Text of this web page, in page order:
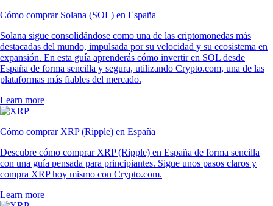
Cómo comprar Solana (SOL) en España
Solana sigue consolidándose como una de las criptomonedas más
destacadas del mundo, impulsada por su velocidad y su ecosistema en
expansión. En esta guía aprenderás cómo invertir en SOL desde
España de forma sencilla y segura, utilizando Crypto.com, una de las
plataformas más fiables del mercado.
Learn more
Cómo comprar XRP (Ripple) en España
Descubre cómo comprar XRP (Ripple) en España de forma sencilla
con una guía pensada para principiantes. Sigue unos pasos claros y
compra XRP hoy mismo con Crypto.com.
Learn more